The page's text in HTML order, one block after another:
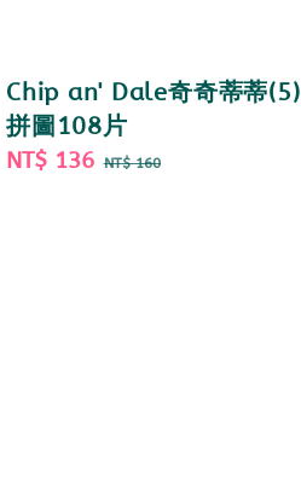
Chip an' Dale奇奇蒂蒂(5)
拼圖108片
Sale
NT$ 136 Regular
NT$ 160